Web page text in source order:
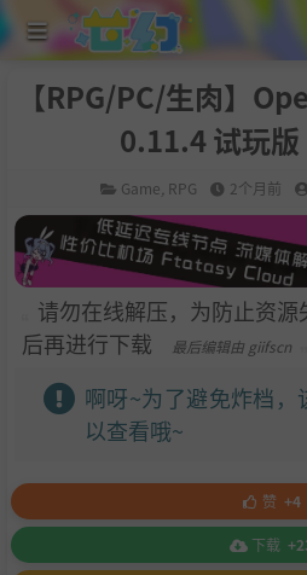
【RPG/PC/生肉】
0.11.4 试玩
Game RPG 2个月前
请勿在线解压，为防止资
后再进行下载
最后编辑由 giifscn
啊呀~为了避免炸档
以查看哦~
赞 +4
下载